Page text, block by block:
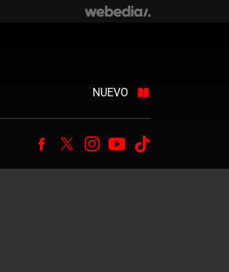
NUEVO
Facebook
TwitterInstagram
Youtube